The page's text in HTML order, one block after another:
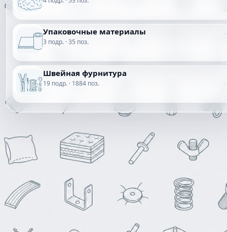
Упаковочные материалы
3 подр. · 35 поз.
Швейная фурнитура
19 подр. · 1884 поз.